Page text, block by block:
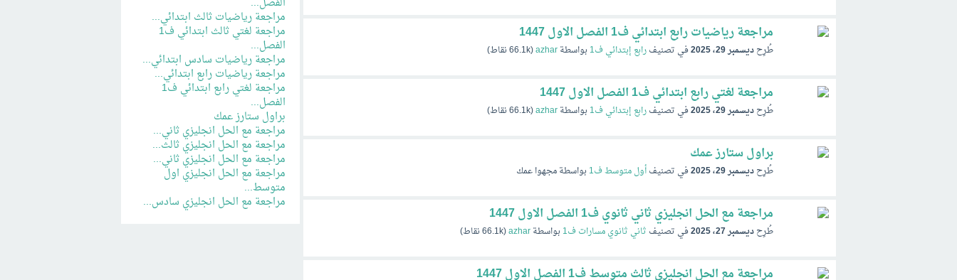
مراجعة رياضيات رابع ابتدائي ف1 الفصل الاول 1447
طُرِحديسمبر 29، 2025 في تصنيفرابع إبتدائي ف1 بواسطةazhar
(
66.1kنقاط)
مراجعة لغتي رابع ابتدائي ف1 الفصل الاول 1447
طُرِحديسمبر 29، 2025 في تصنيفرابع إبتدائي ف1 بواسطةazhar
(
66.1kنقاط)
براول ستارز عمك
طُرِحديسمبر 29، 2025 في تصنيفأول متوسط ف1 بواسطةمجهوا عمك
مراجعة مع الحل انجليزي ثاني ثانوي ف1 الفصل الاول 1447
طُرِحديسمبر 27، 2025 في تصنيف ثاني ثانوي مسارات ف1 بواسطةazhar
(
66.1kنقاط)
مراجعة مع الحل انجليزي ثالث متوسط ف1 الفصل الاول 1447
مراجعة رياضيات ثالث ابتدائي...
مراجعة لغتي ثالث ابتدائي ف1
الفصل...
مراجعة رياضيات سادس ابتدائي...
مراجعة رياضيات رابع ابتدائي...
مراجعة لغتي رابع ابتدائي ف1
الفصل...
براول ستارز عمك
مراجعة مع الحل انجليزي ثاني...
مراجعة مع الحل انجليزي ثالث...
مراجعة مع الحل انجليزي ثاني...
مراجعة مع الحل انجليزي اول
متوسط...
مراجعة مع الحل انجليزي سادس...